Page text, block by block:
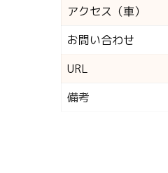
アクセス（車）
お問い合わせ
URL
備考